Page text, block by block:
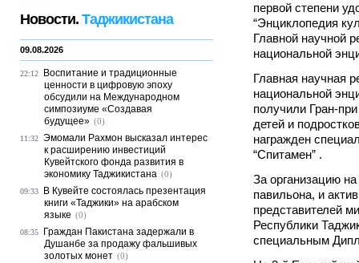
первой степени
“Энциклопедия
Главной научной
национальной
Главная научная
национальной
получили Гран-
детей и
награжден
“Спитамен” .
За организацию
павильона, и
представителей
Республики
специальным
Новости. Таджикистана
09.08.2026
22:12
Воспитание и традиционные
ценности в цифровую эпоху
обсудили на Международном
симпозиуме «Создавая
будущее» (0)
11:32 Эмомали Рахмон высказал интерес
к расширению инвестиций
Кувейтского фонда развития в
экономику Таджикистана (0)
09:33
В Кувейте состоялась презентация
книги «Таджики» на арабском
языке (0)
08:35
Граждан Пакистана задержали в
Душанбе за продажу фальшивых
золотых монет (0)